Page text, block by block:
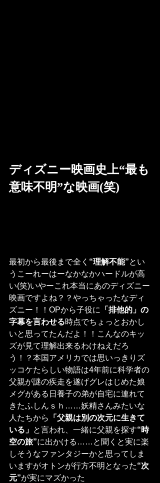
ディズニー映画史上“最も
意味不明”な映画(笑)
最初から最後まで全く “理解不能”とい
うこーれーはーなかなかハードルが高
い(笑)いやーこれ本当にあのディズニー
映画ですよね？？やっちゃったなディ
ズニー！！OPから子役に
「排他的」の
字幕を言わせる時点でちょっとおかし
いと思ってたんだよ！！こんなのキッ
ズが見て理解出来るわけねえだろ
う！？本国アメリカでは思いっきりズ
ッコケたらしい物語は4年前に科学者の
父親が謎の疾走を遂げグレはじめた娘
メグがある日養子の弟が自宅に連れて
きたふしんｓｈ……妖精さんみたいな
人たちから
「父親は別の次元に生きて
いる」 と言われ、一緒に父親を探す“時
空の旅”に出かける……と聞くと実に楽
しそうなファンタジーかと思ってしま
いますがオトンが行方不明となった“次
元”が実にマズかった